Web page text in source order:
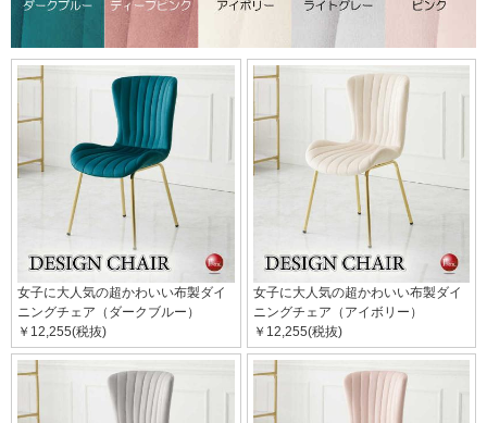
女子に大人気の超かわいい布製ダイ
ニングチェア（ダークブルー）
￥12,255(税抜)
女子に大人気の超かわいい布製ダイ
ニングチェア（アイボリー）
￥12,255(税抜)